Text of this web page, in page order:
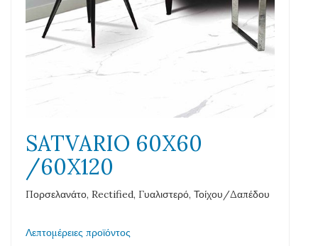
SATVARIO 60X60
/60X120
Πορσελανάτο, Rectified, Γυαλιστερό, Τοίχου/Δαπέδου
Λεπτομέρειες προϊόντος